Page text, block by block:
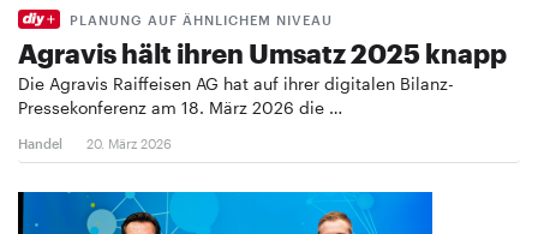
PLANUNG AUF ÄHNLICHEM NIVEAU
Agravis hält ihren Umsatz 2025 knapp
Die Agravis Raiffeisen AG hat auf ihrer digitalen Bilanz-
Pressekonferenz am 18. März 2026 die …
Handel 20. März 2026